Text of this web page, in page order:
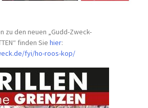
zu den neuen „Gudd-Zweck-
finden Siehier:
fyi/ho-roos-kop/